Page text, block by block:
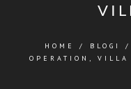
HOME / BLOGI /
OPERATION
VILLA